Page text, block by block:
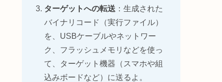
ターゲットへの転送 ：生成された
バイナリコード（実行ファイル）
を、USBケーブルやネットワー
ク、フラッシュメモリなどを使っ
て、ターゲット機器（スマホや組
込みボードなど）に送るよ。